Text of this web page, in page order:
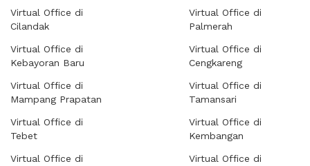
Virtual Office di
Cilandak
Virtual Office di
Kebayoran Baru
Virtual Office di
Mampang Prapatan
Virtual Office di
Tebet
Virtual Office di
Virtual Office di
Palmerah
Virtual Office di
Cengkareng
Virtual Office di
Tamansari
Virtual Office di
Kembangan
Virtual Office di